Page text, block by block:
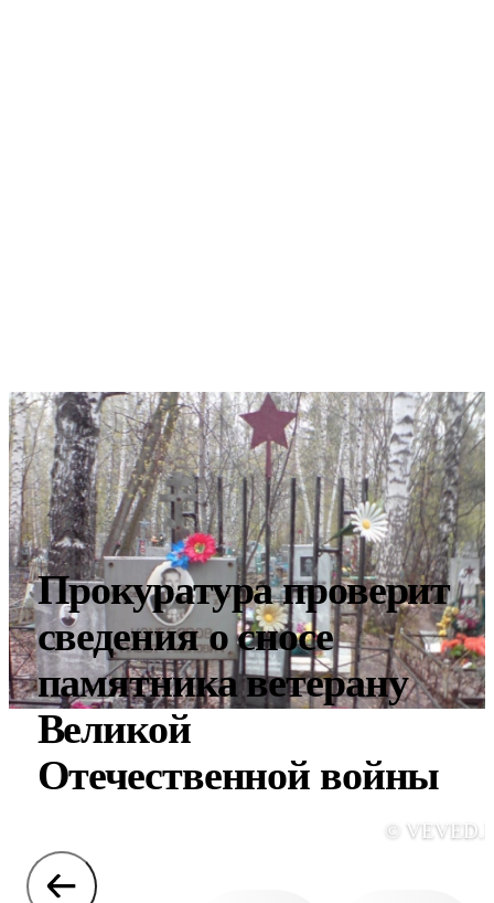
Прокуратура проверит
сведения о сносе
памятника ветерану
Великой
Отечественной войны
©